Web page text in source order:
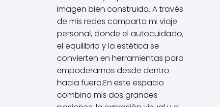
imagen bien construida. A través
de mis redes comparto mi viaje
personal, donde el autocuidado,
el equilibrio y la estética se
convierten en herramientas para
empoderarnos desde dentro
hacia fuera.En este espacio
combino mis dos grandes